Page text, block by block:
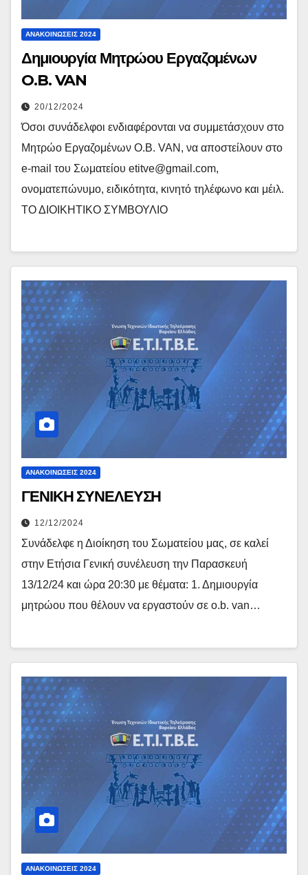
ΑΝΑΚΟΙΝΏΣΕΙΣ 2024
Δημιουργία Μητρώου Εργαζομένων
O.B. VAN
20/12/2024
Όσοι συνάδελφοι ενδιαφέρονται να συμμετάσχουν στο
Μητρώο Εργαζομένων O.B. VAN, να αποστείλουν στο
e-mail του Σωματείου etitve@gmail.com,
ονοματεπώνυμο, ειδικότητα, κινητό τηλέφωνο και μέιλ.
ΤΟ ΔΙΟΙΚΗΤΙΚΟ ΣΥΜΒΟΥΛΙΟ
ΑΝΑΚΟΙΝΏΣΕΙΣ 2024
ΓΕΝΙΚΗ ΣΥΝΕΛΕΥΣΗ
12/12/2024
Συνάδελφε η Διοίκηση του Σωματείου μας, σε καλεί
στην Ετήσια Γενική συνέλευση την Παρασκευή
13/12/24 και ώρα 20:30 με θέματα: 1. Δημιουργία
μητρώου που θέλουν να εργαστούν σε o.b. van…
ΑΝΑΚΟΙΝΏΣΕΙΣ 2024